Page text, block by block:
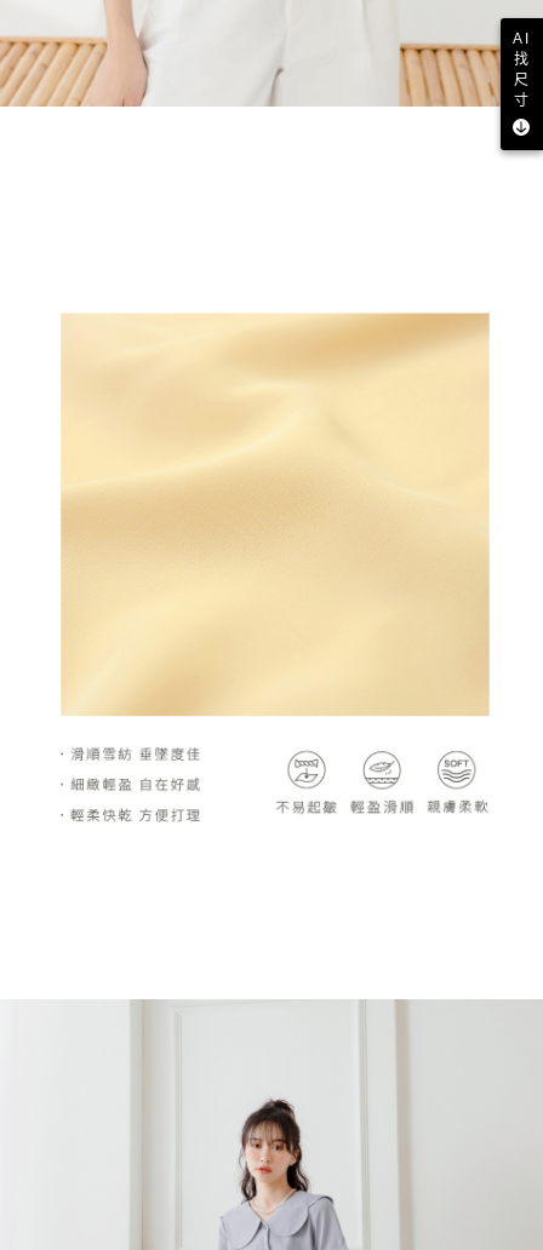
AI
找
尺
寸